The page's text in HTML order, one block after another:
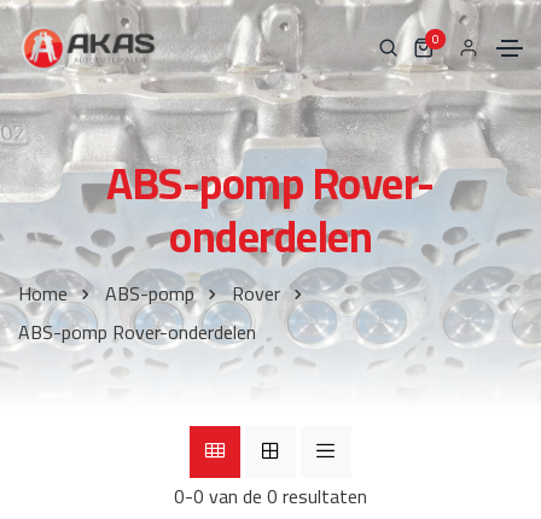
0
ABS-pomp Rover-
onderdelen
Home ABS-pomp
Rover
ABS-pomp Rover-onderdelen
0-0 van de 0 resultaten